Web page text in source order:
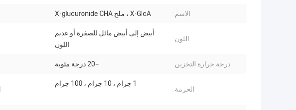
الاسم: X-GlcA ، ملح X-glucuronide CHA
اللون:
أبيض إلى أبيض مائل للصفرة أو عديم
اللون
درجة حرارة التخزين: −20 درجة مئوية
الحزمة:
1 جرام ، 10 جرام ، 100 جرام